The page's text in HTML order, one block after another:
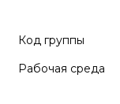
Код группы
Рабочая среда